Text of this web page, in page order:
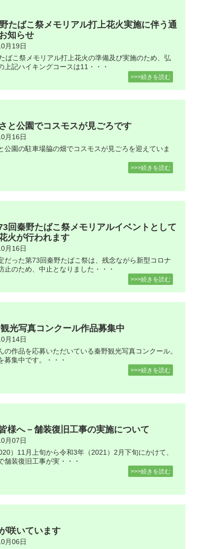
たばこ祭メモリアル打上花火実施に伴う通
知らせ
月19日
ばこ祭メモリアル打上花火の準備及び実施のため、弘
上記ハイキングコースは11・・・
>>>続きを読む
と公園でコスモスが見ごろです
月16日
公園の駐車場脇の畑でコスモスが見ごろを迎えていま
>>>続きを読む
回秦野たばこ祭メモリアルイベントとして
火が行われます
月16日
だった第73回秦野たばこ祭は、残念ながら新型コロナ
止のため、中止となりました・・・
>>>続きを読む
光写真コンクール作品募集中
月14日
の作品を応募いただいている秦野観光写真コンクール。
募集中です。・・・
>>>続きを読む
様へ－舗装復旧工事の実施について
月07日
）11月上旬から令和3年（2021）2月下旬にかけて、
舗装復旧工事が実・・・
>>>続きを読む
咲いています
月06日